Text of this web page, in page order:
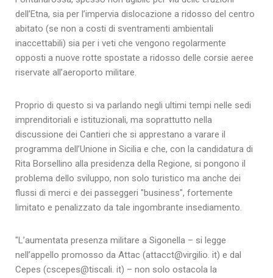
dell’Etna, sia per l’impervia dislocazione a ridosso del centro
abitato (se non a costi di sventramenti ambientali
inaccettabili) sia per i veti che vengono regolarmente
opposti a nuove rotte spostate a ridosso delle corsie aeree
riservate all’aeroporto militare.
Proprio di questo si va parlando negli ultimi tempi nelle sedi
imprenditoriali e istituzionali, ma soprattutto nella
discussione dei Cantieri che si apprestano a varare il
programma dell’Unione in Sicilia e che, con la candidatura di
Rita Borsellino alla presidenza della Regione, si pongono il
problema dello sviluppo, non solo turistico ma anche dei
flussi di merci e dei passeggeri "business", fortemente
limitato e penalizzato da tale ingombrante insediamento.
"L’aumentata presenza militare a Sigonella – si legge
nell’appello promosso da Attac (attacct@virgilio. it) e dal
Cepes (cscepes@tiscali. it) – non solo ostacola la